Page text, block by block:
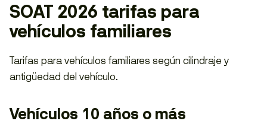
SOAT 2026 tarifas para
vehículos familiares
Tarifas para vehículos familiares según cilindraje y
antigüedad del vehículo.
Vehículos 10 años o más